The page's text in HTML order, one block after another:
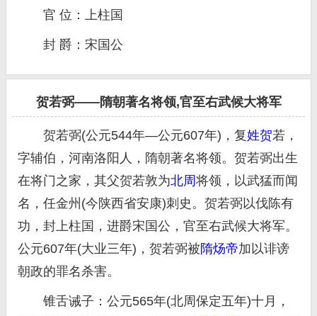
官 位：上柱国
封 爵：宋国公
贺若弼——隋朝著名将领,官至右武候大将军
贺若弼(公元544年—公元607年)，复姓贺若，
字辅伯，河南洛阳人，隋朝著名将领。贺若弼出生
在将门之家，其父贺若敦为北周 将领，以武猛而闻
名，任金州(今陕西省安康)刺史。贺若弼以伐陈有
功，封上柱国，进爵宋国公，官至右武候大将军。
公元607年(大业三年)，贺若弼被 隋炀帝加以诽谤
朝政的罪名杀害。
锥舌诫子：公元565年(北周保定五年)十月，